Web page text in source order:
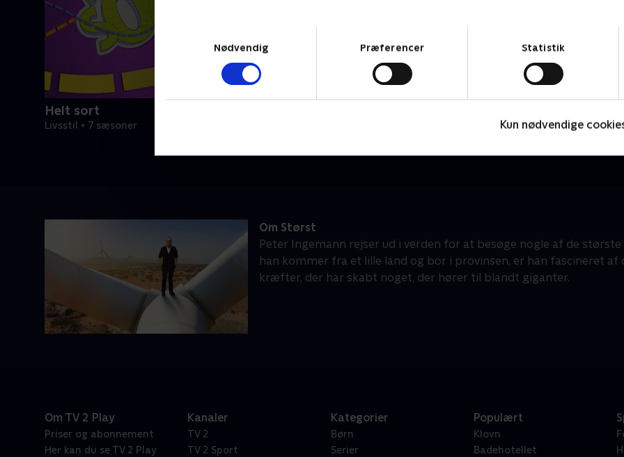
Nødvendig
Præferencer Statistik
Kun nødvendige
Helt sort
Livsstil • 7 sæsoner
Om Størst
Peter Ingemann rejser ud i verden for at besøge nogle af de
han kommer fra et lille land og bor i provinsen, er han fascineret af
kræfter, der har skabt noget, der hører til blandt giganter.
Om TV 2 Play
Priser og abonnement
Her kan du se TV 2 Play
Kanaler
TV 2
TV 2 Sport
Kategorier
Børn
Serier
Populært
Klovn
Badehotellet